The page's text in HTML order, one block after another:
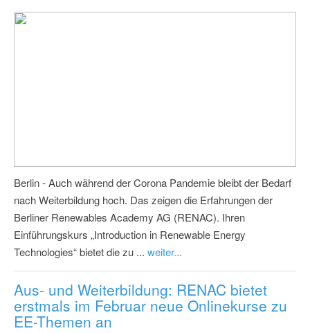
Berlin - Auch während der Corona Pandemie bleibt der Bedarf
nach Weiterbildung hoch. Das zeigen die Erfahrungen der
Berliner Renewables Academy AG (RENAC). Ihren
Einführungskurs „Introduction in Renewable Energy
Technologies“ bietet die zu ... weiter...
Aus- und Weiterbildung: RENAC bietet
erstmals im Februar neue Onlinekurse zu
EE-Themen an